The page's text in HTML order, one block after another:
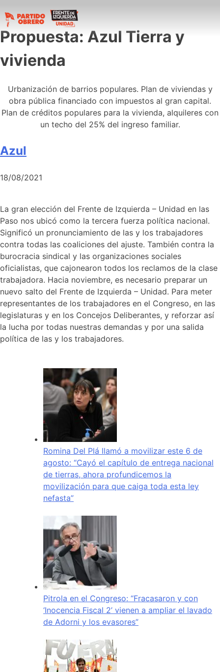
Propuesta: Azul Tierra y
vivienda
Urbanización de barrios populares. Plan de viviendas y
obra pública financiado con impuestos al gran capital.
Plan de créditos populares para la vivienda, alquileres con
un techo del 25% del ingreso familiar.
Azul
18/08/2021
La gran elección del Frente de Izquierda – Unidad en las
Paso nos ubicó como la tercera fuerza política nacional.
Significó un pronunciamiento de las y los trabajadores
contra todas las coaliciones del ajuste. También contra la
burocracia sindical y las organizaciones sociales
oficialistas, que cajonearon todos los reclamos de la clase
trabajadora. Hacia noviembre, es necesario preparar un
nuevo salto del Frente de Izquierda – Unidad. Para meter
representantes de los trabajadores en el Congreso, en las
legislaturas y en los Concejos Deliberantes, y reforzar así
la lucha por todas nuestras demandas y por una salida
política de las y los trabajadores.
Romina Del Plá llamó a movilizar este 6 de
agosto: “Cayó el capítulo de entrega nacional
de tierras, ahora profundicemos la
movilización para que caiga toda esta ley
nefasta”
Pitrola en el Congreso: “Fracasaron y con
‘Inocencia Fiscal 2’ vienen a ampliar el lavado
de Adorni y los evasores”